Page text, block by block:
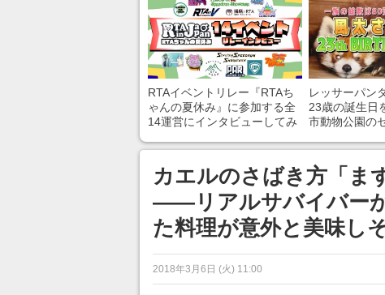
RTAイベントリレー『RTAち
ゃんの夏休み』に参加する全
14運営にインタビューしてみ
ンネルの貸し出しを利用し8/9
から1週間にわたって開催
レッサーパン
23歳の誕生日
市動物公園の
カエルのさばき方「ま
――リアルサバイバー
た料理が意外と美味し
2018年3月6日 (火) 11:00